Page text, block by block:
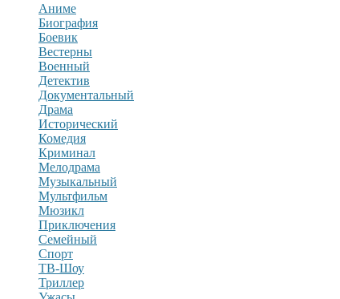
Аниме
Биография
Боевик
Вестерны
Военный
Детектив
Документальный
Драма
Исторический
Комедия
Криминал
Мелодрама
Музыкальный
Мультфильм
Мюзикл
Приключения
Семейный
Спорт
ТВ-Шоу
Триллер